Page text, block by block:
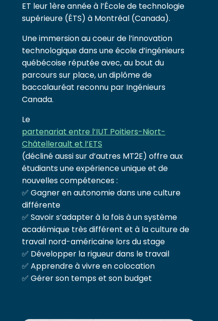
ET leur 1ère année à l’École de technologie
supérieure (ÉTS) à Montréal (Canada).
Une immersion au coeur de l’innovation
technologique dans une école d’ingénieurs
québécoise réputée avec, au bout du
parcours sur place, un diplôme de
baccalauréat reconnu par Ingénieurs
Canada.
Le
partenariat entre l’IUT Poitiers-Niort-
Châtellerault et l’ETS
(décliné aussi sur d’autres MT2E) offre aux
étudiants une expérience unique et de
nouvelles compétences :
✅ Gagner en autonomie dans une culture
différente
✅ Savoir s’adapter à la fois à un système
académique très différent et à la culture de
travail nord-américaine lors du stage
✅ Développer la rigueur dans le travail
✅ Apprendre à vivre en colocation
✅ Gérer son temps et son budget